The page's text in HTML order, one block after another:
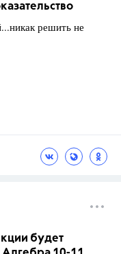
решить не
будет